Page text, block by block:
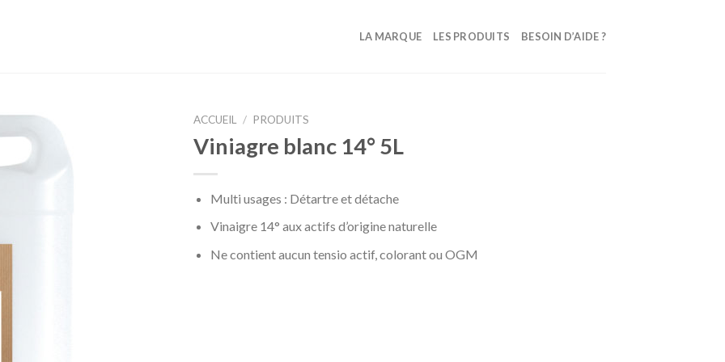
LA MARQUE LES PRODUITS BESOIN D’AIDE ?
ACCUEIL / PRODUITS
Viniagre blanc 14° 5L
Multi usages : Détartre et détache
Vinaigre 14° aux actifs d’origine naturelle
Ne contient aucun tensio actif, colorant ou OGM